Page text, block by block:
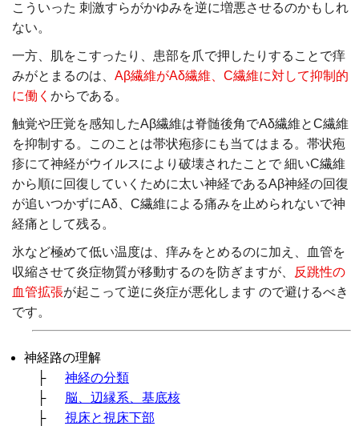
こういった 刺激すらがかゆみを逆に増悪させるのかもしれ
ない。
一方、肌をこすったり、患部を爪で押したりすることで痒
みがとまるのは、 Aβ繊維がAδ繊維、C繊維に対して抑制的
に働く からである。
触覚や圧覚を感知したAβ繊維は脊髄後角でAδ繊維とC繊維
を抑制する。このことは帯状疱疹にも当てはまる。帯状疱
疹にて神経がウイルスにより破壊されたことで 細いC繊維
から順に回復していくために太い神経であるAβ神経の回復
が追いつかずにAδ、C繊維による痛みを止められないで神
経痛として残る。
氷など極めて低い温度は、痒みをとめるのに加え、血管を
収縮させて炎症物質が移動するのを防ぎますが、
反跳性の
血管拡張が起こって逆に炎症が悪化します ので避けるべき
です。
神経路の理解
├
神経の分類
├
脳、辺縁系、基底核
├
視床と視床下部